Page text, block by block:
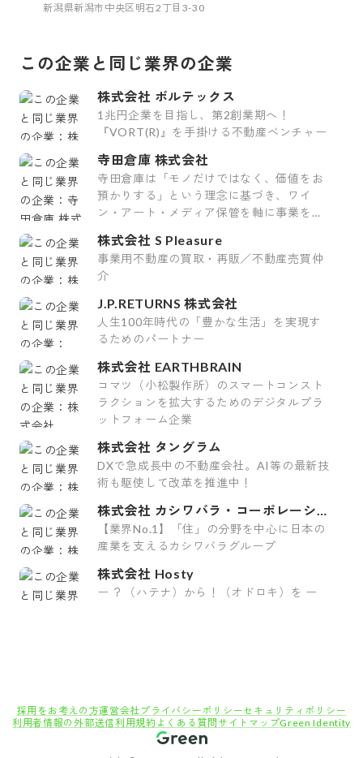
新潟県新潟市中央区明石2丁目3-30
この企業と同じ業界の企業
株式会社 ボルテックス
1兆円企業を目指し、第2創業期へ！
『VORT(R)』を手掛ける不動産ベンチャー
寺田倉庫 株式会社
寺田倉庫は「モノだけではなく、価値をお
預かりする」という理念に基づき、ワイ
ン・アート・メディア保管を軸に事業を展
株式会社 S Pleasure
事業用不動産の買取・再販／不動産売買仲
介
J.P.RETURNS 株式会社
人生100年時代の「豊かな生活」を実現す
るためのパートナー
株式会社 EARTHBRAIN
コマツ（小松製作所）のスマートコンスト
ラクションを拡大するためのデジタルプラ
ットフォーム企業
株式会社 タングラム
DXで急成長中の不動産会社。AI等の最新技
術も駆使して改革を推進中！
株式会社 カシワバラ・コーポレーショ
ン
【業界No.1】「住」の分野を中心に日本の
産業を支えるカシワバラグループ
株式会社 Hosty
ー ？（ハテナ）から！（オドロキ）を ー
採用をお考えの方運営会社 プライバシーポリシーセキュリティポリシー
利用者情報の外部送信利用規約 よくある質問 サイトマップGreen Identity